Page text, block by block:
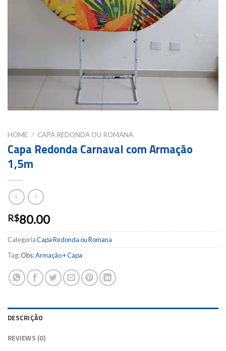
HOME / CAPA REDONDA OU ROMANA
Capa Redonda Carnaval com Armação
1,5m
R$80.00
CategoriaCapa Redonda ou Romana
Tag:Obs: Armação + Capa
DESCRIÇÃO
REVIEWS (0)